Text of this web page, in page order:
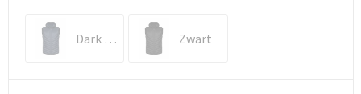
Dark Navy Zwart